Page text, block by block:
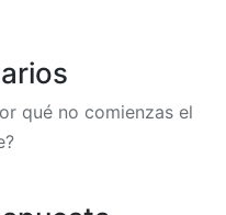
qué no comienzas el